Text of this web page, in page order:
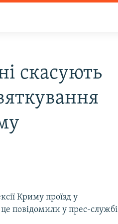
скасують
Криму проїзд у
повідомили у прес-службі